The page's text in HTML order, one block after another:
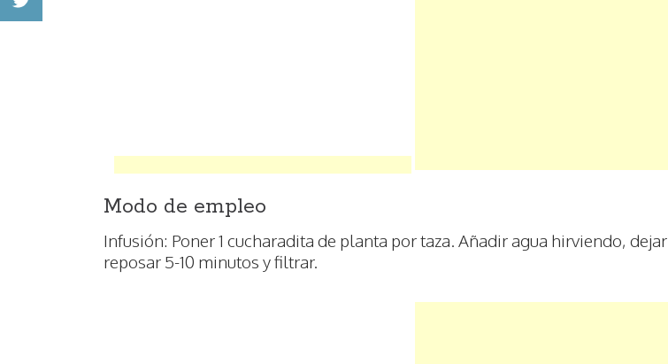
Modo de empleo
Infusión: Poner 1 cucharadita de planta por taza. Añadir agua hirviendo, dejar
reposar 5-10 minutos y filtrar.